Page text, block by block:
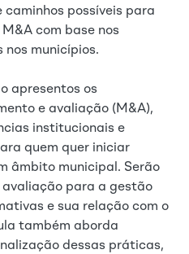
possíveis para
com base nos
nos municípios.
apresentos os
e avaliação (M&A),
institucionais e
quem quer iniciar
âmbito municipal. Serão
para a gestão
e sua relação com o
também aborda
dessas práticas,